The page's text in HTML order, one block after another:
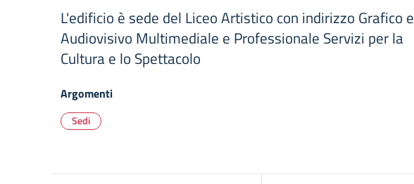
L'edificio è sede del Liceo Artistico con indirizzo Grafico e
Audiovisivo Multimediale e Professionale Servizi per la
Cultura e lo Spettacolo
Argomenti
Sedi